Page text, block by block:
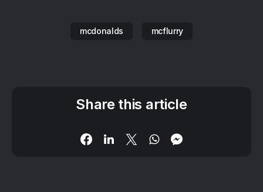
mcdonalds mcflurry
Share this article